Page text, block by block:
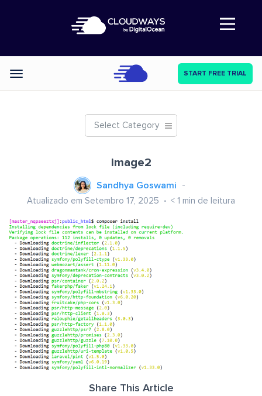
Abre a navegação
Categories START FREE TRIAL
Select Category
image2
Sandhya Goswami
Atualizado em Setembro 17, 2025 < 1 min de leitura
Share This Article